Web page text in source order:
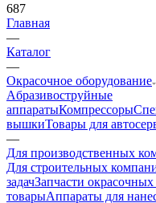
687
Главная
—
Каталог
—
Окрасочное оборудование
Aбразивоструйные
аппаратыКомпрессоры
вышкиТовары для
—
Для производственных
Для строительных
задачЗапчасти окрасочных
товарыАппараты для